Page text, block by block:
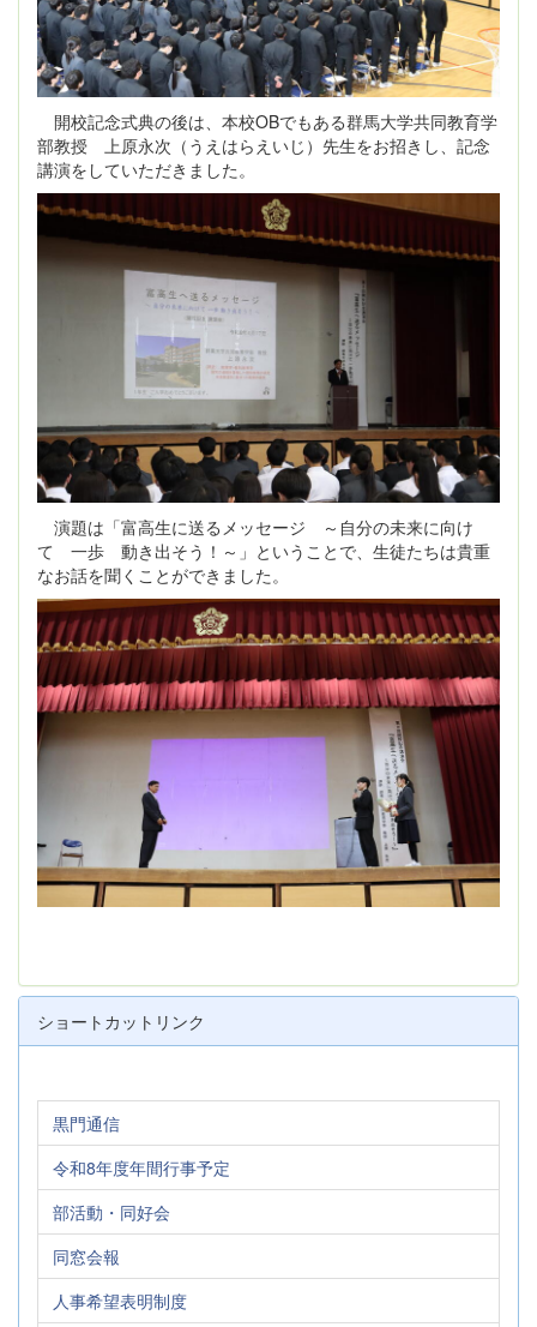
開校記念式典の後は、本校OBでもある群馬大学共同教育学
部教授 上原永次（うえはらえいじ）先生をお招きし、記念
講演をしていただきました。
演題は「富高生に送るメッセージ ～自分の未来に向け
て 一歩 動き出そう！～」ということで、生徒たちは貴重
なお話を聞くことができました。
ショートカットリンク
黒門通信
令和8年度年間行事予定
部活動・同好会
同窓会報
人事希望表明制度